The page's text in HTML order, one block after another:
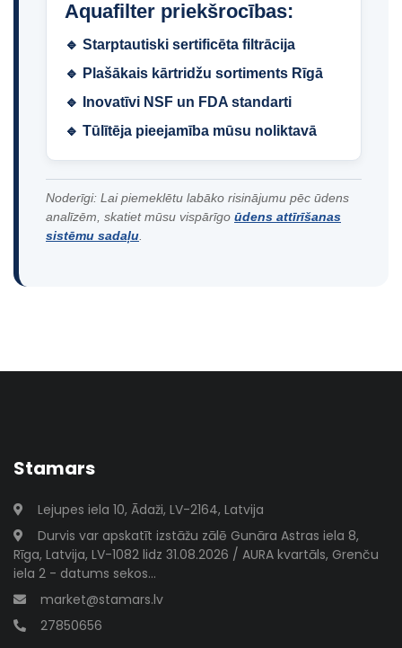
Aquafilter priekšrocības:
🔹 Starptautiski sertificēta filtrācija
🔹 Plašākais kārtridžu sortiments Rīgā
🔹 Inovatīvi NSF un FDA standarti
🔹 Tūlītēja pieejamība mūsu noliktavā
Noderīgi: Lai piemeklētu labāko risinājumu pēc ūdens
analīzēm, skatiet mūsu vispārīgo ūdens attīrīšanas
sistēmu sadaļu
Stamars
Lejupes iela 10, Ādaži, LV-2164, Latvija
Durvis var apskatīt izstāžu zālē Gunāra Astras iela 8,
Rīga, Latvija, LV-1082 lidz 31.08.2026 / AURA kvartāls, Grenču
iela 2 - datums sekos...
market@stamars.lv
27850656